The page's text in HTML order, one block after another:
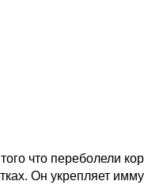
что переболели
Он укрепляет